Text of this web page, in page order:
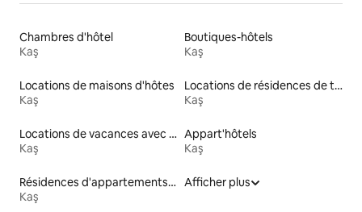
Chambres d'hôtel
Kaş
Boutiques-hôtels
Kaş
Locations de maisons d'hôtes
Kaş
Locations de résidences de tourisme
Kaş
Locations de vacances avec piscine
Kaş
Appart'hôtels
Kaş
Résidences d'appartements en location
Kaş
Afficher plus